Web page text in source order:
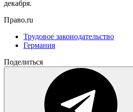
декабря.
Право.ru
Трудовое законодательство
Германия
Поделиться